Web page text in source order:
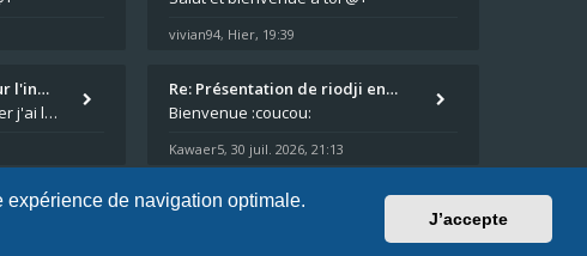
expérience de navigation optimale.
J’accepte
vivian94, Hier, 19:39
l'in…
Salut à tous, L'hiver dernier j'ai laissé l'ER-5 au garage plus souvent que je veux bien l'admettre, et le médecin m'a
Re: Présentation de riodji en…
Bienvenue :coucou:
Kawaer5, 30 juil. 2026, 21:13
Fuseau horaire surUTC+02:00